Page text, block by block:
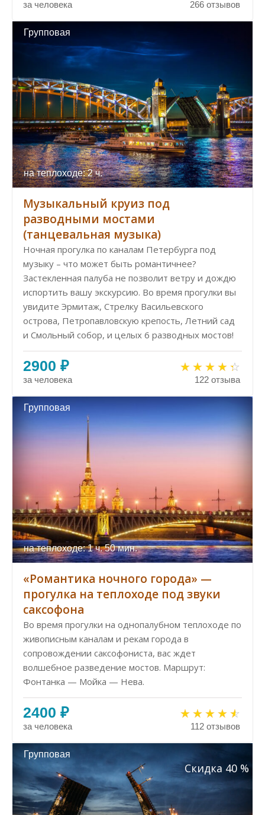
за человека 266 отзывов
Групповая
на теплоходе: 2 ч.
Музыкальный круиз под
разводными мостами
(танцевальная музыка)
Ночная прогулка по каналам Петербурга под
музыку – что может быть романтичнее?
Застекленная палуба не позволит ветру и дождю
испортить вашу экскурсию. Во время прогулки вы
увидите Эрмитаж, Стрелку Васильевского
острова, Петропавловскую крепость, Летний сад
и Смольный собор, и целых 6 разводных мостов!
2900 ₽
за человека 122 отзыва
Групповая
на теплоходе: 1 ч. 50 мин.
«Романтика ночного города» —
прогулка на теплоходе под звуки
саксофона
Во время прогулки на однопалубном теплоходе по
живописным каналам и рекам города в
сопровождении саксофониста, вас ждет
волшебное разведение мостов. Маршрут:
Фонтанка — Мойка — Нева.
2400 ₽
за человека 112 отзывов
Групповая
Скидка 40 %